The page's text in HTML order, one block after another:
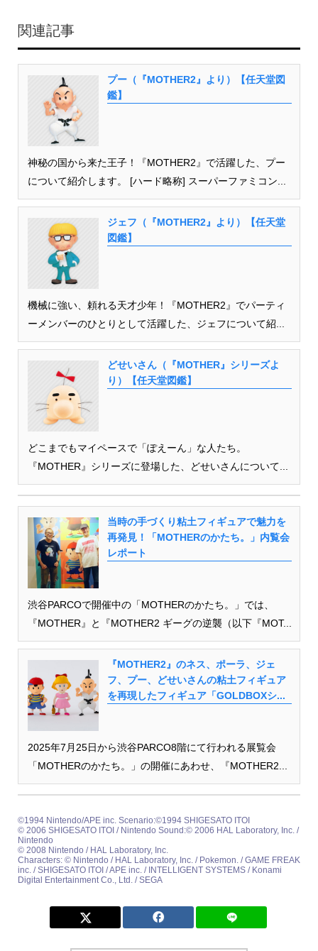
関連記事
プー（『MOTHER2』より）【任天堂図
鑑】
神秘の国から来た王子！『MOTHER2』で活躍した、プー
について紹介します。 [ハード略称] スーパーファミコン...
ジェフ（『MOTHER2』より）【任天堂
図鑑】
機械に強い、頼れる天才少年！『MOTHER2』でパーティ
ーメンバーのひとりとして活躍した、ジェフについて紹...
どせいさん（『MOTHER』シリーズよ
り）【任天堂図鑑】
どこまでもマイペースで「ぽえーん」な人たち。
『MOTHER』シリーズに登場した、どせいさんについて...
当時の手づくり粘土フィギュアで魅力を
再発見！「MOTHERのかたち。」内覧会
レポート
渋谷PARCOで開催中の「MOTHERのかたち。」では、
『MOTHER』と『MOTHER2 ギーグの逆襲（以下『MOT...
『MOTHER2』のネス、ポーラ、ジェ
フ、プー、どせいさんの粘土フィギュア
を再現したフィギュア「GOLDBOXシ...
2025年7月25日から渋谷PARCO8階にて行われる展覧会
「MOTHERのかたち。」の開催にあわせ、『MOTHER2...
©1994 Nintendo/APE inc. Scenario:©1994 SHIGESATO ITOI
© 2006 SHIGESATO ITOI / Nintendo Sound:© 2006 HAL Laboratory, Inc. /
Nintendo
© 2008 Nintendo / HAL Laboratory, Inc.
Characters: © Nintendo / HAL Laboratory, Inc. / Pokemon. / GAME FREAK
inc. / SHIGESATO ITOI / APE inc. / INTELLIGENT SYSTEMS / Konami
Digital Entertainment Co., Ltd. / SEGA